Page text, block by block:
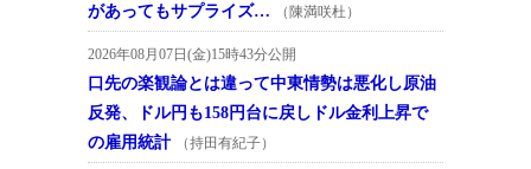
があってもサプライズ…
（陳満咲杜）
2026年08月07日(金)15時43分公開
口先の楽観論とは違って中東情勢は悪化し原油
反発、ドル円も158円台に戻しドル金利上昇で
の雇用統計
（持田有紀子）